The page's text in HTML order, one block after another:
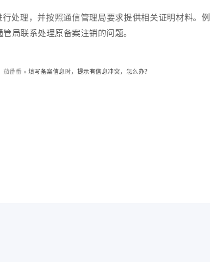
处理，并按照通信管理局要求提供相关证明材料。例
局联系处理原备案注销的问题。
茄番番 » 填写备案信息时，提示有信息冲突，怎么办？